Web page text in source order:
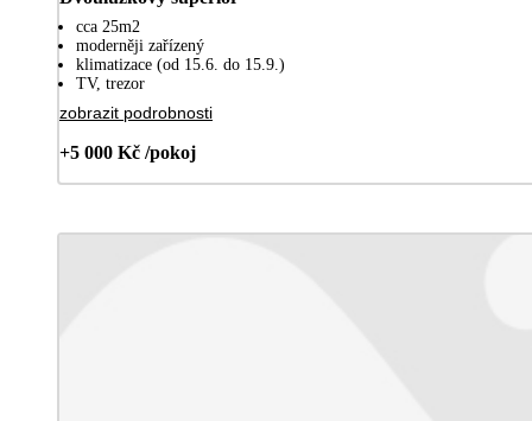
cca 25m2
moderněji zařízený
klimatizace (od 15.6. do 15.9.)
TV, trezor
zobrazit podrobnosti
+5 000 Kč /pokoj